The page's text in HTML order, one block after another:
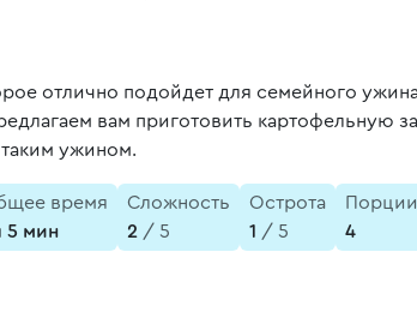
отлично подойдет для семейного
вам приготовить картофельную
ужином.
время
5 мин
Сложность
2 / 5
Острота
1 / 5
Порции
4